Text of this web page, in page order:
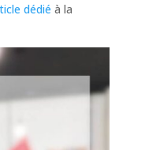
dédié à la